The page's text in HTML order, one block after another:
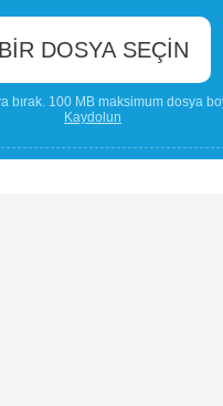
BIR DOSYA SEÇIN
bırak. 100 MB maksimum dosya
Kaydolun